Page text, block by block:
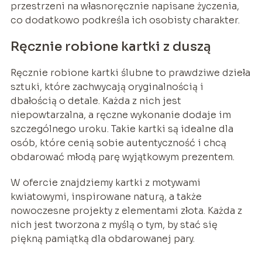
przestrzeni na własnoręcznie napisane życzenia,
co dodatkowo podkreśla ich osobisty charakter.
Ręcznie robione kartki z duszą
Ręcznie robione kartki ślubne to prawdziwe dzieła
sztuki, które zachwycają oryginalnością i
dbałością o detale. Każda z nich jest
niepowtarzalna, a ręczne wykonanie dodaje im
szczególnego uroku. Takie kartki są idealne dla
osób, które cenią sobie autentyczność i chcą
obdarować młodą parę wyjątkowym prezentem.
W ofercie znajdziemy kartki z motywami
kwiatowymi, inspirowane naturą, a także
nowoczesne projekty z elementami złota. Każda z
nich jest tworzona z myślą o tym, by stać się
piękną pamiątką dla obdarowanej pary.